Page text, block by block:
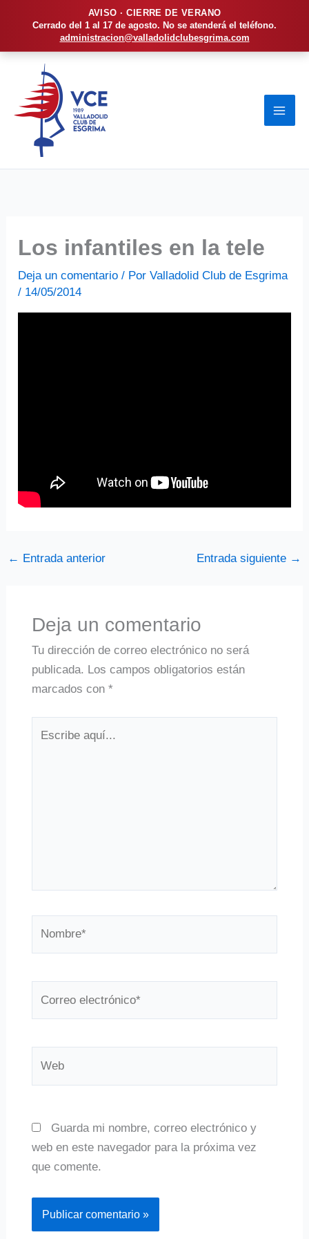
AVISO · CIERRE DE VERANO
Cerrado del 1 al 17 de agosto. No se atenderá el teléfono.
administracion@valladolidclubesgrima.com
contenido
Los infantiles en la tele
Deja un comentario / PorValladolid Club de Esgrima
/ 14/05/2014
← Entrada anterior Entrada siguiente →
Deja un comentario
Tu dirección de correo electrónico no será
publicada. Los campos obligatorios están
marcados con *
Guarda mi nombre, correo electrónico y
web en este navegador para la próxima vez
que comente.